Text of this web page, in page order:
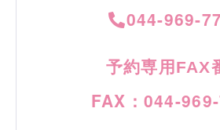
044-969-
予約専用FAX
FAX：044-